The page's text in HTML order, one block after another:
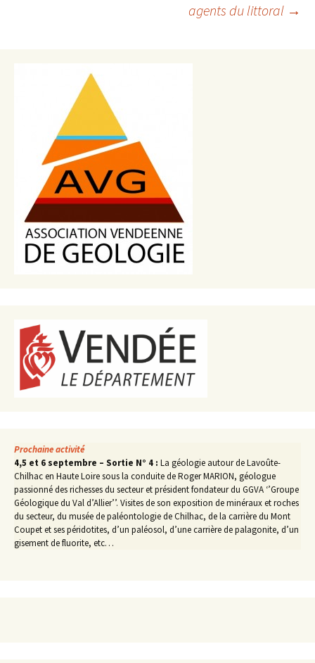
agents du littoral →
Prochaine activité
4,5 et 6 septembre – Sortie N° 4 : La géologie autour de Lavoûte-
Chilhac en Haute Loire sous la conduite de Roger MARION, géologue
passionné des richesses du secteur et président fondateur du GGVA ‘’Groupe
Géologique du Val d’Allier’’. Visites de son exposition de minéraux et roches
du secteur, du musée de paléontologie de Chilhac, de la carrière du Mont
Coupet et ses péridotites, d’un paléosol, d’une carrière de palagonite, d’un
gisement de fluorite, etc…